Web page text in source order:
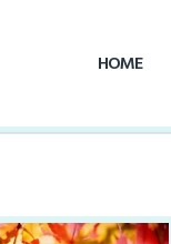
HOME